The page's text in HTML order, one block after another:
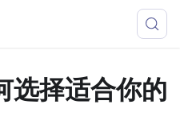
选择适合你的